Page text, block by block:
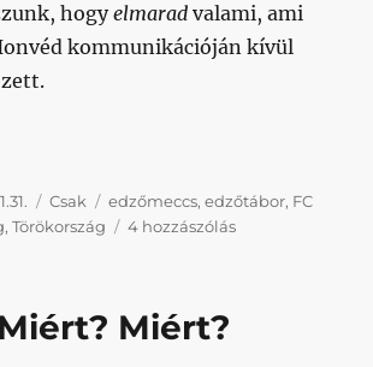
hogyelmarad valami, ami
kommunikációján kívül
a jobb: állandó hazudozáson,
Kategória
Csak Címke
edzőmeccs,edzőtábor, FC
,Törökország 4 hozzászólásNem
Miért?